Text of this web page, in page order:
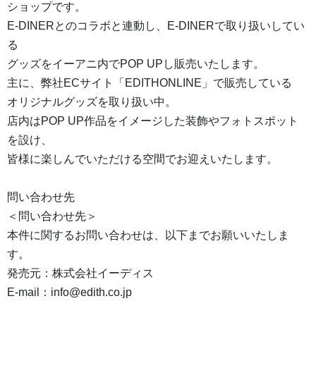
ショップです。
E-DINERとのコラボと連動し、E-DINERで取り扱いしてい
る
グッズをイーアニ内でPOP UPし販売いたします。
主に、弊社ECサイト「EDITHONLINE」で販売している
オリジナルグッズを取り扱い中。
店内はPOP UP作品をイメージした装飾やフォトスポット
を設け、
皆様に楽しんでいただける空間でお迎えいたします。
問い合わせ先
＜問い合わせ先＞
本件に関するお問い合わせは、以下までお願いいたしま
す。
発売元：株式会社イーディス
E-mail：info@edith.co.jp